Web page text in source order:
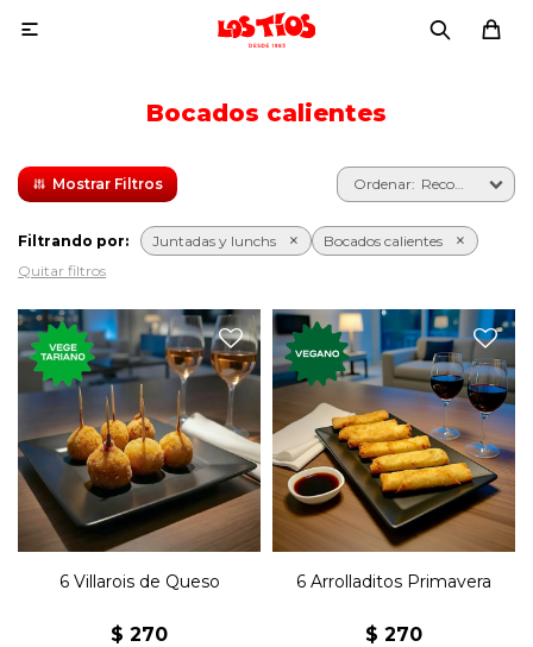

Bocados calientes
Recomendados
Filtrando por: Juntadas y lunchs
Bocados calientes
Quitar filtros
Seis bocaditos de queso con
bechamel rebozados.
6 Villarois de Queso
$ 270
Seis arrolladitos rellenos de
vegetales salteados.
6 Arrolladitos Primavera
$ 270